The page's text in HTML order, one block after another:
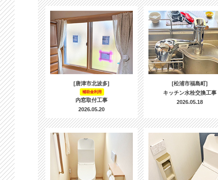
[唐津市北波多]
補助金利用
内窓取付工事
2026.05.20
[松浦市福島町]
キッチン水栓交換工事
2026.05.18